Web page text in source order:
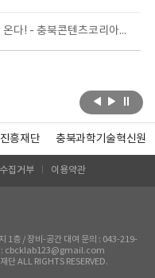
더 센 캐릭터 지원 사업이 온다! - 충북콘텐츠코리아랩, 상품화 지원 사업 시동 -
흥재단 충북과학기술혁신원
집거부 이용약관
1층 / 장비-공간 대여 문의 : 043-219-
: cbcklab123@gmail.com
단 ALL RIGHTS RESERVED.